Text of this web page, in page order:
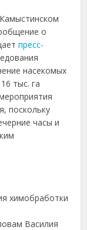
о
пресс-
насекомых
тыс. га
поскольку
часы и
химобработки
Василия